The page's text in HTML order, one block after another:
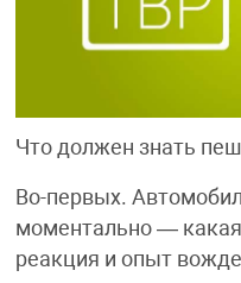
Что должен знать
Во-первых.
моментально —
реакция и опыт